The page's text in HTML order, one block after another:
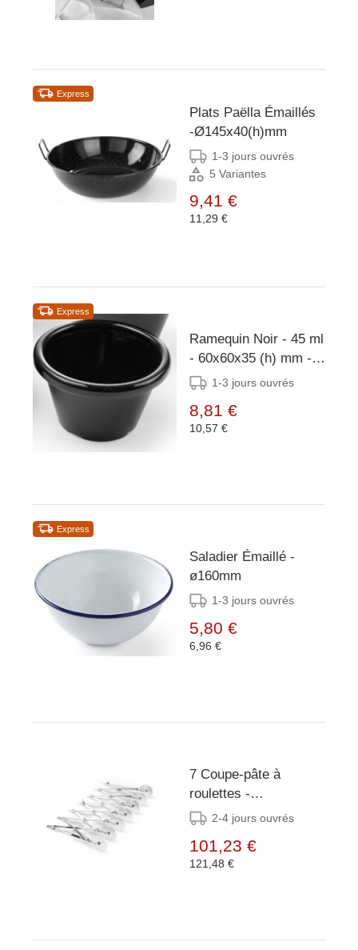
Express
Plats Paëlla Émaillés
-Ø145x40(h)mm
1-3 jours ouvrés
5 Variantes
9,41 €
11,29 €
Express
Ramequin Noir - 45 ml
- 60x60x35 (h) mm -
Emballé par 12
1-3 jours ouvrés
8,81 €
10,57 €
Express
Saladier Émaillé -
ø160mm
1-3 jours ouvrés
5,80 €
6,96 €
7 Coupe-pâte à
roulettes -
222x80x(H)55mm
2-4 jours ouvrés
101,23 €
121,48 €